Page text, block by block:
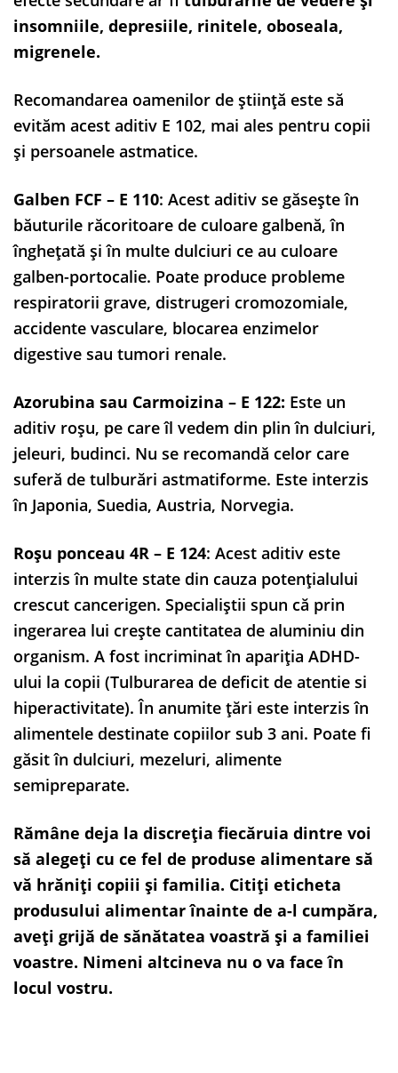
insomniile, depresiile, rinitele, oboseala,
migrenele.
Recomandarea oamenilor de știință este să
evităm acest aditiv E 102, mai ales pentru copii
și persoanele astmatice.
Galben FCF – E 110: Acest aditiv se găsește în
băuturile răcoritoare de culoare galbenă, în
îngheţată şi în multe dulciuri ce au culoare
galben-portocalie. Poate produce probleme
respiratorii grave, distrugeri cromozomiale,
accidente vasculare, blocarea enzimelor
digestive sau tumori renale.
Azorubina sau Carmoizina – E 122: Este un
aditiv roşu, pe care îl vedem din plin în dulciuri,
jeleuri, budinci. Nu se recomandă celor care
suferă de tulburări astmatiforme. Este interzis
în Japonia, Suedia, Austria, Norvegia.
Roşu ponceau 4R – E 124: Acest aditiv este
interzis în multe state din cauza potențialului
crescut cancerigen. Specialiștii spun că prin
ingerarea lui creşte cantitatea de aluminiu din
organism. A fost incriminat în apariția ADHD-
ului la copii (Tulburarea de deficit de atentie si
hiperactivitate). În anumite țări este interzis în
alimentele destinate copiilor sub 3 ani. Poate fi
găsit în dulciuri, mezeluri, alimente
semipreparate.
Rămâne deja la discreția fiecăruia dintre voi
să alegeți cu ce fel de produse alimentare să
vă hrăniți copiii și familia. Citiți eticheta
produsului alimentar înainte de a-l cumpăra,
aveți grijă de sănătatea voastră și a familiei
voastre. Nimeni altcineva nu o va face în
locul vostru.